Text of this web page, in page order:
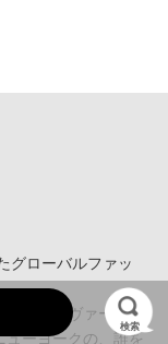
グローバルファッ
・ヴィヴァースの
ーヨークの、誰を
検索